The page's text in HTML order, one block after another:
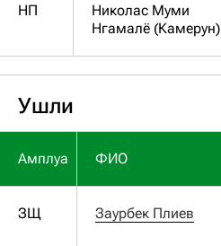
НП
Николас Муми
Нгамалё (Камерун)
Ушли
Амплуа ФИО
ЗЩ Заурбек Плиев